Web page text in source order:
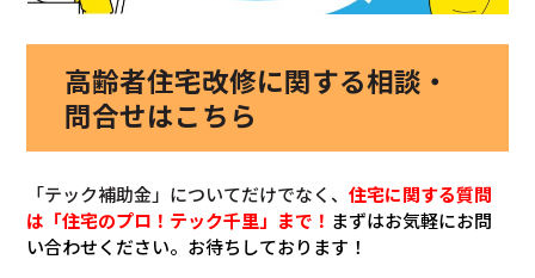
高齢者住宅改修に関する相談・
問合せはこちら
「テック補助金」についてだけでなく、住宅に関する質問
は「住宅のプロ！テック千里」まで！ まずはお気軽にお問
い合わせください。お待ちしております！